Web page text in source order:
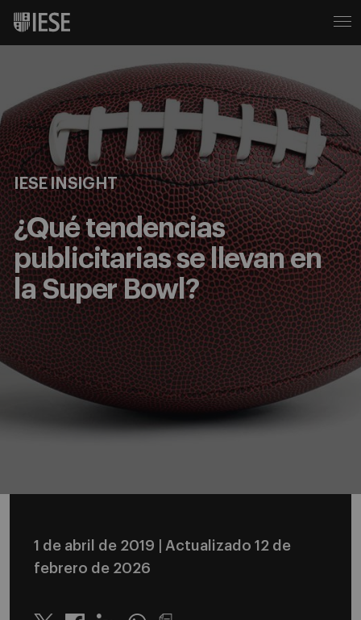
IESE INSIGHT
¿Qué tendencias
publicitarias se llevan en
la Super Bowl?
1 de abril de 2019
| Actualizado 12 de
febrero de 2026